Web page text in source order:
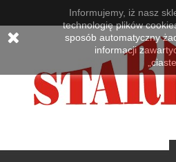
Informujemy, iż nasz
technologię plików
sposób automatyczny
informacji